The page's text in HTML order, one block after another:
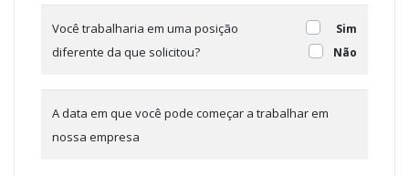
Você trabalharia em uma posição
diferente da que solicitou?
Sim
Não
A data em que você pode começar a trabalhar em
nossa empresa